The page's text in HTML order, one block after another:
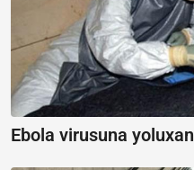
Ebola virusuna